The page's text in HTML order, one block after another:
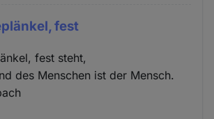
fest
fest steht,
des Menschen ist der Mensch.